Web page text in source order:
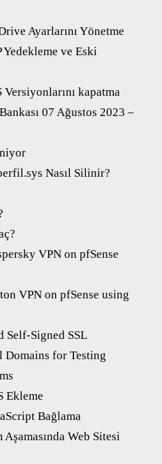
Ayarlarını Yönetme
ve Eski
kapatma
07 Ağustos 2023 –
Nasıl Silinir?
VPN on pfSense
VPN on pfSense using
Self-Signed SSL
Domains for Testing
Ekleme
Bağlama
Web Sitesi